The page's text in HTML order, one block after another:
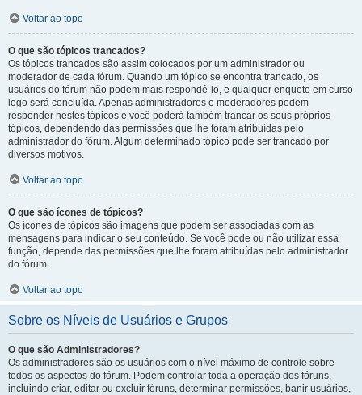
Voltar ao topo
O que são tópicos trancados?
Os tópicos trancados são assim colocados por um administrador ou
moderador de cada fórum. Quando um tópico se encontra trancado, os
usuários do fórum não podem mais respondê-lo, e qualquer enquete em curso
logo será concluída. Apenas administradores e moderadores podem
responder nestes tópicos e você poderá também trancar os seus próprios
tópicos, dependendo das permissões que lhe foram atribuídas pelo
administrador do fórum. Algum determinado tópico pode ser trancado por
diversos motivos.
Voltar ao topo
O que são ícones de tópicos?
Os ícones de tópicos são imagens que podem ser associadas com as
mensagens para indicar o seu conteúdo. Se você pode ou não utilizar essa
função, depende das permissões que lhe foram atribuídas pelo administrador
do fórum.
Voltar ao topo
Sobre os Níveis de Usuários e Grupos
O que são Administradores?
Os administradores são os usuários com o nível máximo de controle sobre
todos os aspectos do fórum. Podem controlar toda a operação dos fóruns,
incluindo criar, editar ou excluir fóruns, determinar permissões, banir usuários,